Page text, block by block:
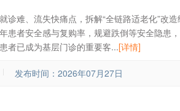
诊难、流失快痛点，拆解“全链路适老化”改
患者安全感与复购率，规避跌倒等安全隐患
者已成为基层门诊的重要客...[详情]
发布时间：2026年07月27日